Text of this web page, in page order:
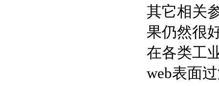
其它相关
果仍然很
在各类工
web表面